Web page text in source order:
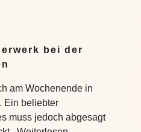
bei der
am Wochenende in
Ein beliebter
muss jedoch abgesagt